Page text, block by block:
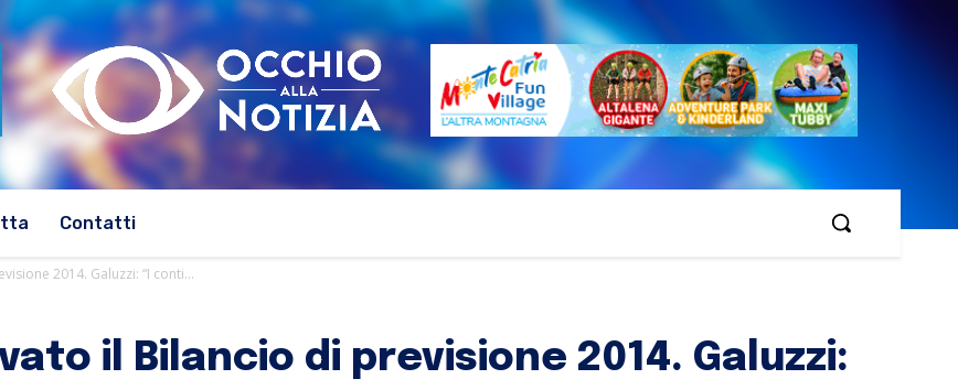
Contatti
2014. Galuzzi: “I conti...
il Bilancio di previsione 2014. Galuzzi: